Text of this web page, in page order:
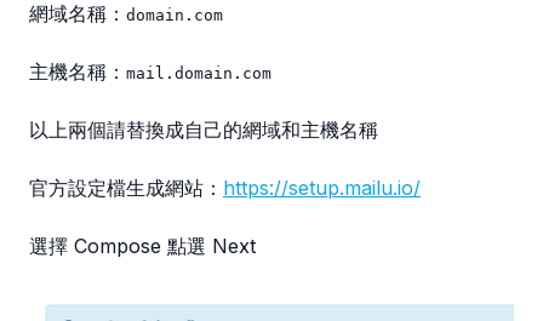
網域名稱： domain.com
主機名稱： mail.domain.com
以上兩個請替換成自己的網域和主機名稱
官方設定檔生成網站： https://setup.mailu.io/
選擇 Compose 點選 Next